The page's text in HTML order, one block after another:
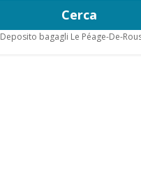
Cerca
Deposito bagagli Le Péage-De-